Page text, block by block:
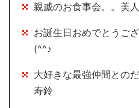
親戚のお食事会。。美
お誕生日おめでとうご
(^^♪
大好きな最強仲間との
寿鈴